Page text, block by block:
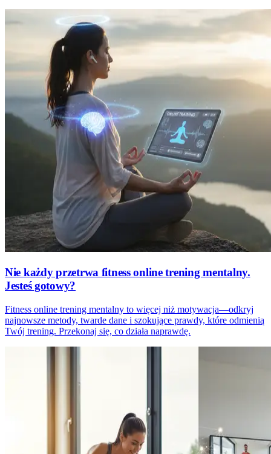
Nie każdy przetrwa fitness online trening mentalny.
Jesteś gotowy?
Fitness online trening mentalny to więcej niż motywacja—odkryj
najnowsze metody, twarde dane i szokujące prawdy, które odmienią
Twój trening. Przekonaj się, co działa naprawdę.